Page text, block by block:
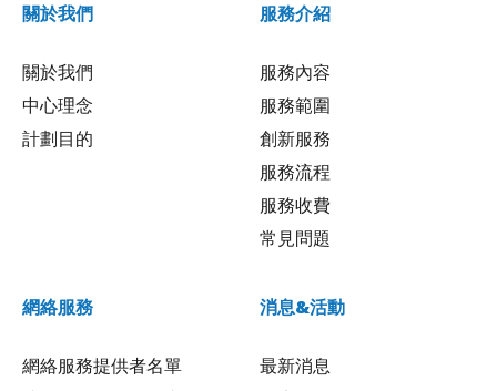
關於我們
關於我們
中心理念
計劃目的
服務介紹
服務內容
服務範圍
創新服務
服務流程
服務收費
常見問題
網絡服務
網絡服務提供者名單
消息&活動
最新消息